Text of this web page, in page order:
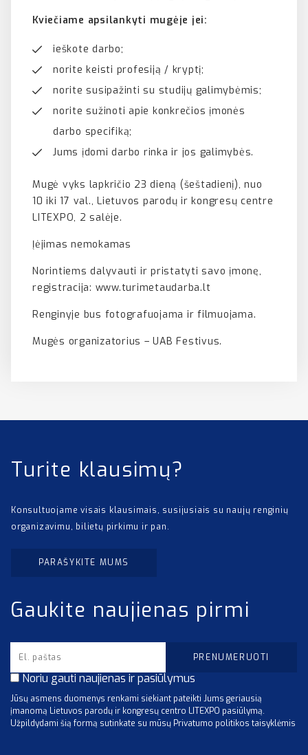
Kviečiame apsilankyti mugėje jei:
ieškote darbo;
norite keisti profesiją / kryptį;
norite susipažinti su studijų galimybėmis;
norite sužinoti apie konkrečios įmonės
darbo specifiką;
Jums įdomi darbo rinka ir jos galimybės.
Mugė vyks lapkričio 23 dieną (šeštadienį), nuo
10 iki 17 val., Lietuvos parodų ir kongresų centre
LITEXPO, 2 salėje.
Įėjimas nemokamas
Norintiems dalyvauti ir pristatyti savo įmonę,
registracija: www.turimetaudarba.lt
Renginyje bus fotografuojama ir filmuojama.
Mugės organizatorius – UAB Festivus.
Turite klausimų?
Konsultuojame visais klausimais, susijusiais su naujų renginių
organizavimu, bilietų pirkimu ir pan.
PARAŠYKITE MUMS
Gaukite naujienas pirmi
Noriu gauti naujienas ir pasiūlymus
Jūsų asmens duomenys renkami siekiant pateikti Jums geriausią
įmanomą Lietuvos parodų ir kongresų centro LITEXPO pasiūlymą.
Užpildydami šią formą sutinkate su mūsų Privatumo politikos taisyklėmis